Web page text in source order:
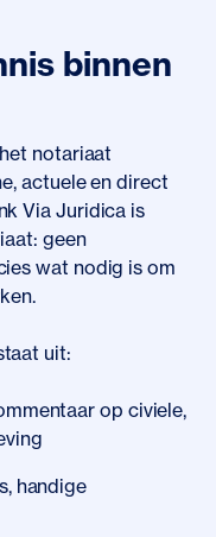
binnen
notariaat
actuele en direct
Via Juridica is
geen
wat nodig is om
uit:
op civiele,
handige